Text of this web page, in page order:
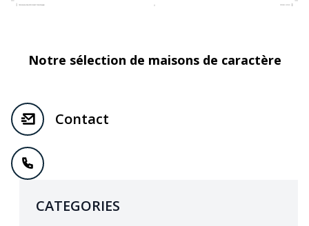
Notre sélection de maisons de caractère
Contact
CATEGORIES